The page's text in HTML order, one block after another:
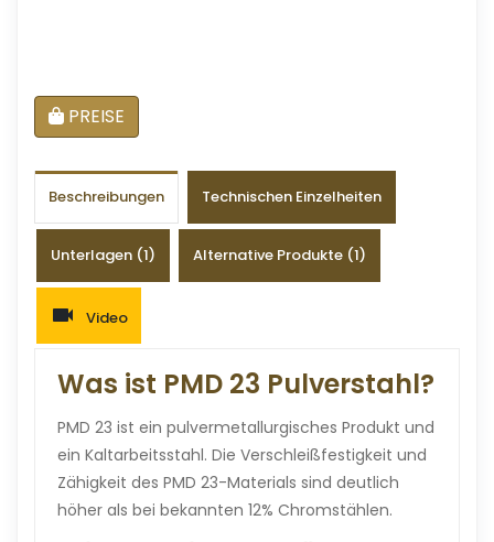
PREISE
Beschreibungen Technischen Einzelheiten
Unterlagen (1) Alternative Produkte (1)
Video
Was ist PMD 23 Pulverstahl?
PMD 23 ist ein pulvermetallurgisches Produkt und
ein Kaltarbeitsstahl. Die Verschleißfestigkeit und
Zähigkeit des PMD 23-Materials sind deutlich
höher als bei bekannten 12% Chromstählen.